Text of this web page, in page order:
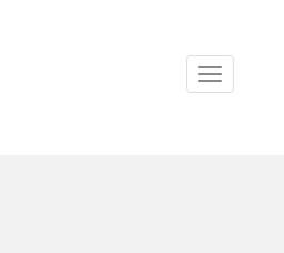
Toggle
navigation